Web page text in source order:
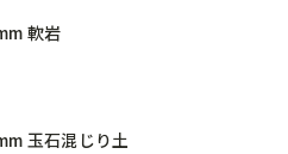
軟岩
玉石混じり土